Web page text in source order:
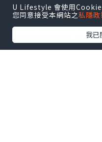
要數我喜歡精華
瓶(Advanced
可說我家常駐必備
U Lifestyle 會使用
您同意接受本網站之私隱
我已